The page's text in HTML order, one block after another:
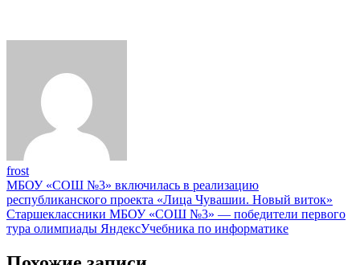
frost
Навигация
по
записям
МБОУ «СОШ №3» включилась в реализацию
республиканского проекта «Лица Чувашии. Новый виток»
Старшеклассники МБОУ «СОШ №3» — победители первого
тура олимпиады ЯндексУчебника по информатике